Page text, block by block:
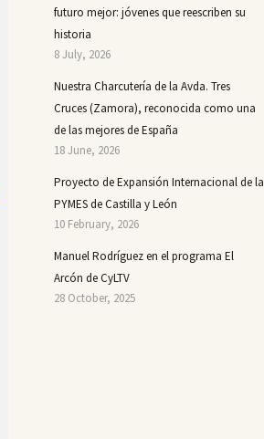
futuro mejor: jóvenes que reescriben su
historia
8 July, 2026
Nuestra Charcutería de la Avda. Tres
Cruces (Zamora), reconocida como una
de las mejores de España
18 June, 2026
Proyecto de Expansión Internacional de la
PYMES de Castilla y León
10 February, 2026
Manuel Rodríguez en el programa El
Arcón de CyLTV
28 October, 2025